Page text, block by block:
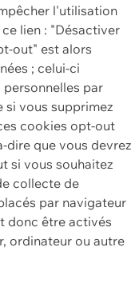
l'utilisation
lien : "Désactiver
out" est alors
; celui-ci
par
si vous supprimez
cookies opt-out
dire que vous devrez
si vous souhaitez
collecte de
par navigateur
donc être activés
ordinateur ou autre